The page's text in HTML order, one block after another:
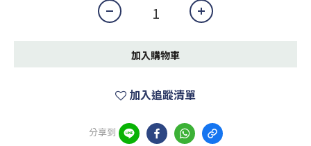
加入購物車
加入追蹤清單
分享到